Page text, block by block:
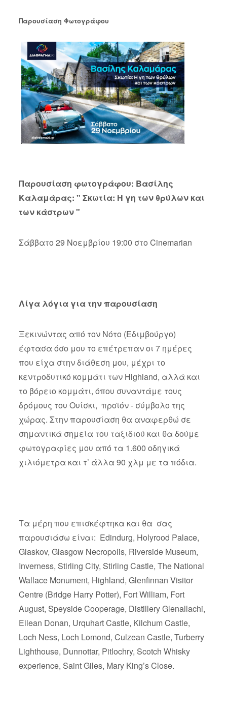
Παρουσίαση Φωτογράφου
Παρουσίαση φωτογράφου: Βασίλης
Καλαμάρας: " Σκωτία: Η γη των θρύλων και
των κάστρων "
Σάββατο 29 Νοεμβρίου 19:00 στο Cinemarian
Λίγα λόγια για την παρουσίαση
Ξεκινώντας από τον Νότο (Εδιμβούργο)
έφτασα όσο μου το επέτρεπαν οι 7 ημέρες
που είχα στην διάθεση μου, μέχρι το
κεντροδυτικό κομμάτι των Highland, αλλά και
το βόρειο κομμάτι, όπου συναντάμε τους
δρόμους του Ουίσκι, προϊόν - σύμβολο της
χώρας. Στην παρουσίαση θα αναφερθώ σε
σημαντικά σημεία του ταξιδιού και θα δούμε
φωτογραφίες μου από τα 1.600 οδηγικά
χιλιόμετρα και τ’ άλλα 90 χλμ με τα πόδια.
Τα μέρη που επισκέφτηκα και θα σας
παρουσιάσω είναι: Edindurg, Holyrood Palace,
Glaskov, Glasgow Necropolis, Riverside Museum,
Inverness, Stirling City, Stirling Castle, The National
Wallace Monument, Highland, Glenfinnan Visitor
Centre (Bridge Harry Potter), Fort William, Fort
August, Speyside Cooperage, Distillery Glenallachi,
Eilean Donan, Urquhart Castle, Kilchum Castle,
Loch Ness, Loch Lomond, Culzean Castle, Turberry
Lighthouse, Dunnottar, Pitlochry, Scotch Whisky
experience, Saint Giles, Mary King’s Close.